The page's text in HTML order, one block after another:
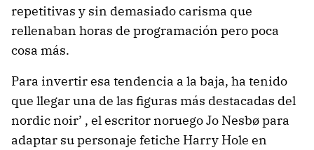
repetitivas y sin demasiado carisma que
rellenaban horas de programación pero poca
cosa más.
Para invertir esa tendencia a la baja, ha tenido
que llegar una de las figuras más destacadas del
nordic noir’ , el escritor noruego Jo Nesbø para
adaptar su personaje fetiche Harry Hole en